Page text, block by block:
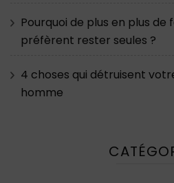
Pourquoi de plus en plus de
préfèrent rester seules ?
4 choses qui détruisent
homme